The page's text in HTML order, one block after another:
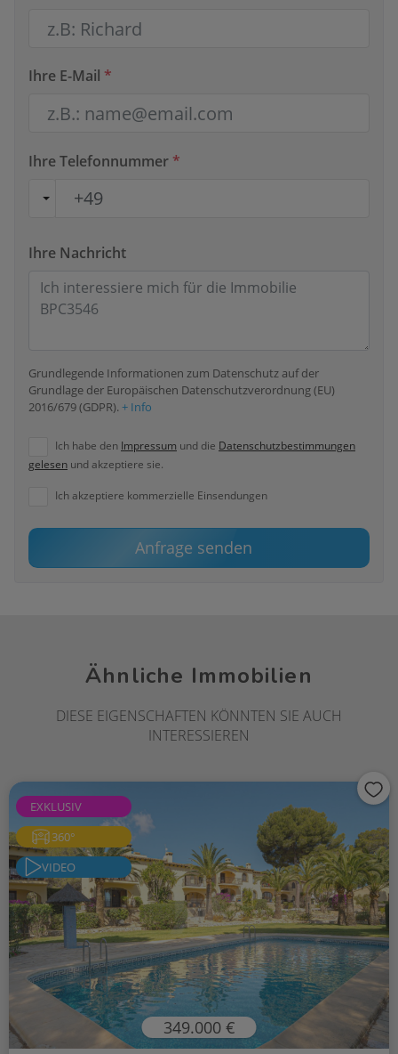
Ihre E-Mail *
Ihre Telefonnummer *
Ihre Nachricht
Grundlegende Informationen zum Datenschutz auf der
Grundlage der Europäischen Datenschutzverordnung (EU)
2016/679 (GDPR). + Info
Ich habe den Impressum und die Datenschutzbestimmungen
gelesen und akzeptiere sie.
Ich akzeptiere kommerzielle Einsendungen
Anfrage senden
Ähnliche Immobilien
DIESE EIGENSCHAFTEN KÖNNTEN SIE AUCH
INTERESSIEREN
EXKLUSIV
360°
VIDEO
349.000 €